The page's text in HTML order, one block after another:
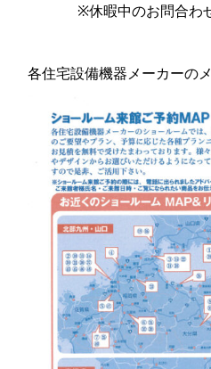
※休暇中のお問合わ
各住宅設備機器メーカーの